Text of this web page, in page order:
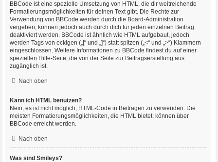
BBCode ist eine spezielle Umsetzung von HTML, die dir weitreichende
Formatierungsmöglichkeiten für deinen Text gibt. Die Rechte zur
Verwendung von BBCode werden durch die Board-Administration
vergeben, können jedoch auch durch dich für jeden einzelnen Beitrag
deaktiviert werden. BBCode ist ähnlich wie HTML aufgebaut, jedoch
werden Tags von eckigen („[“ und „]“) statt spitzen („<“ und „>“) Klammern
eingeschlossen. Weitere Informationen zu BBCode findest du auf einer
speziellen Hilfe-Seite, die von der Seite zur Beitragserstellung aus
zugänglich ist.
Nach oben
Kann ich HTML benutzen?
Nein, es ist nicht möglich, HTML-Code in Beiträgen zu verwenden. Die
meisten Formatierungsmöglichkeiten, die HTML bietet, können über
BBCode erreicht werden.
Nach oben
Was sind Smileys?